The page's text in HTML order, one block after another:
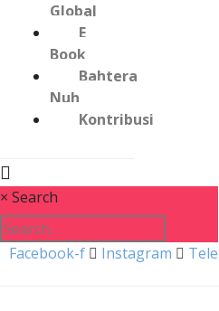
Global
E
Book
Bahtera
Nuh
Kontribusi
× Search
Facebook-f Instagram